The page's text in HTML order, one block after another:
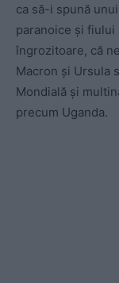
ca să-i spună
paranoice și fiului
îngrozitoare, că
Macron și Ursula
Mondială și
precum Uganda.